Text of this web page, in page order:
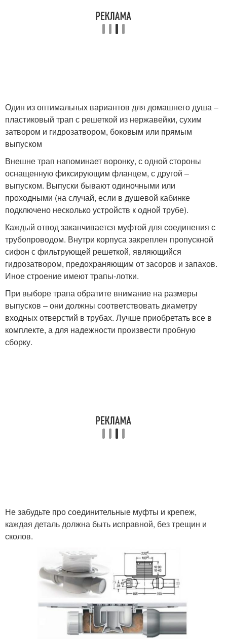
Один из оптимальных вариантов для домашнего душа –
пластиковый трап с решеткой из нержавейки, сухим
затвором и гидрозатвором, боковым или прямым
выпуском
Внешне трап напоминает воронку, с одной стороны
оснащенную фиксирующим фланцем, с другой –
выпуском. Выпуски бывают одиночными или
проходными (на случай, если в душевой кабинке
подключено несколько устройств к одной трубе).
Каждый отвод заканчивается муфтой для соединения с
трубопроводом. Внутри корпуса закреплен пропускной
сифон с фильтрующей решеткой, являющийся
гидрозатвором, предохраняющим от засоров и запахов.
Иное строение имеют трапы-лотки.
При выборе трапа обратите внимание на размеры
выпусков – они должны соответствовать диаметру
входных отверстий в трубах. Лучше приобретать все в
комплекте, а для надежности произвести пробную
сборку.
Не забудьте про соединительные муфты и крепеж,
каждая деталь должна быть исправной, без трещин и
сколов.